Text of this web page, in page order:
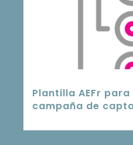
Plantilla AEFr
campaña de